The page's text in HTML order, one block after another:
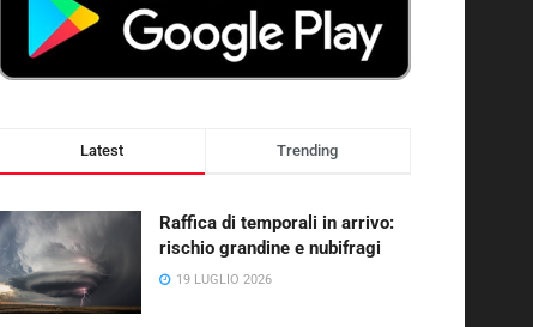
Latest Trending
Raffica di temporali in arrivo:
rischio grandine e nubifragi
19 LUGLIO 2026